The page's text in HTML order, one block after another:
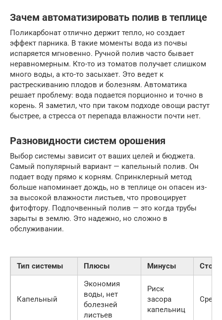
Зачем автоматизировать полив в теплице
Поликарбонат отлично держит тепло, но создает
эффект парника. В такие моменты вода из почвы
испаряется мгновенно. Ручной полив часто бывает
неравномерным. Кто-то из томатов получает слишком
много воды, а кто-то засыхает. Это ведет к
растрескиванию плодов и болезням. Автоматика
решает проблему: вода подается порционно и точно в
корень. Я заметил, что при таком подходе овощи растут
быстрее, а стресса от перепада влажности почти нет.
Разновидности систем орошения
Выбор системы зависит от ваших целей и бюджета.
Самый популярный вариант — капельный полив. Он
подает воду прямо к корням. Спринклерный метод
больше напоминает дождь, но в теплице он опасен из-
за высокой влажности листьев, что провоцирует
фитофтору. Подпочвенный полив — это когда трубы
зарыты в землю. Это надежно, но сложно в
обслуживании.
Тип системы Плюсы Минусы
Капельный
Экономия
воды, нет
болезней
листьев
Риск
засора
капельниц